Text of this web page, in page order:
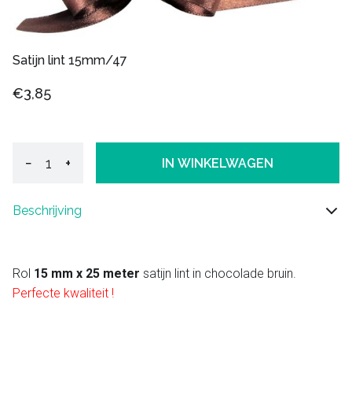
Satijn lint 15mm/47
€3,85
− + IN WINKELWAGEN
Beschrijving
Rol 15 mm x 25 meter satijn lint in chocolade bruin.
Perfecte kwaliteit !